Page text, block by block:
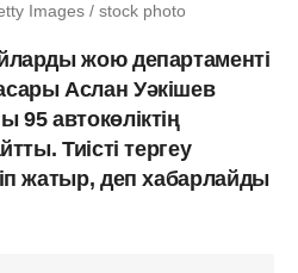
Images / stock photo
жою департаменті
Аслан Уәкішев
автокөліктің
Тиісті тергеу
жатыр, деп хабарлайды